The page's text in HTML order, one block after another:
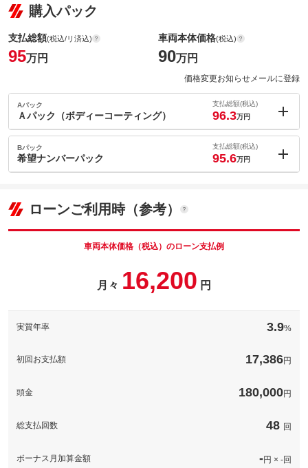
購入パック
支払総額(税込/リ済込)
95万円
車両本体価格(税込)
90万円
価格変更お知らせメールに登録
Aパック
Ａパック（ボディーコーティング）
支払総額(税込)
96.3万円
内：オプシ
ョン価格
(税込)
車両本体価
いつもピカピカに！！
Bパック
希望ナンバーパック
支払総額(税込)
95.6万円
車両本体価
備考
ローンご利用時（参考）
車両本体価格（税込）のローン支払例
月々 16,200 円
実質年率 3.9%
初回お支払額 17,386円
頭金 180,000円
総支払回数 48 回
ボーナス月加算金額 -円 × -回